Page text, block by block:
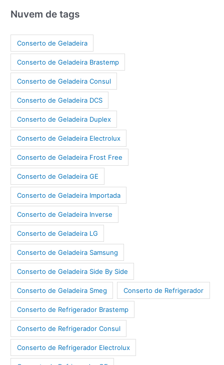
Nuvem de tags
Conserto de Geladeira
Conserto de Geladeira Brastemp
Conserto de Geladeira Consul
Conserto de Geladeira DCS
Conserto de Geladeira Duplex
Conserto de Geladeira Electrolux
Conserto de Geladeira Frost Free
Conserto de Geladeira GE
Conserto de Geladeira Importada
Conserto de Geladeira Inverse
Conserto de Geladeira LG
Conserto de Geladeira Samsung
Conserto de Geladeira Side By Side
Conserto de Geladeira Smeg Conserto de Refrigerador
Conserto de Refrigerador Brastemp
Conserto de Refrigerador Consul
Conserto de Refrigerador Electrolux